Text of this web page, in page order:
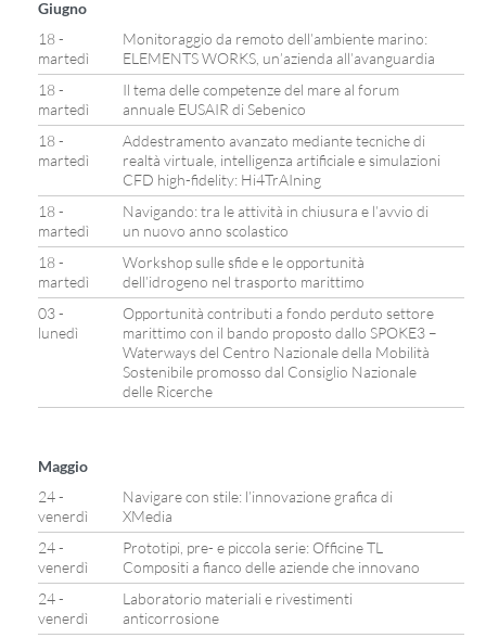
Giugno
18 -
martedì
Monitoraggio da remoto dell’ambiente marino:
ELEMENTS WORKS, un’azienda all’avanguardia
18 -
martedì
Il tema delle competenze del mare al forum
annuale EUSAIR di Sebenico
18 -
martedì
Addestramento avanzato mediante tecniche di
realtà virtuale, intelligenza artificiale e simulazioni
CFD high-fidelity: Hi4TrAIning
18 -
martedì
Navigando: tra le attività in chiusura e l’avvio di
un nuovo anno scolastico
18 -
martedì
Workshop sulle sfide e le opportunità
dell’idrogeno nel trasporto marittimo
03 -
lunedì
Opportunità contributi a fondo perduto settore
marittimo con il bando proposto dallo SPOKE3 –
Waterways del Centro Nazionale della Mobilità
Sostenibile promosso dal Consiglio Nazionale
delle Ricerche
Maggio
24 -
venerdì
Navigare con stile: l’innovazione grafica di
XMedia
24 -
venerdì
Prototipi, pre- e piccola serie: Officine TL
Compositi a fianco delle aziende che innovano
24 -
venerdì
Laboratorio materiali e rivestimenti
anticorrosione